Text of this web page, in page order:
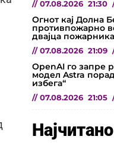
// 07.08.2026 21:30
Огнот кај Долна
противпожарно
двајца
// 07.08.2026 21:09
OpenAI го запре
модел Astra
избега“
// 07.08.2026 21:05
Најчитано